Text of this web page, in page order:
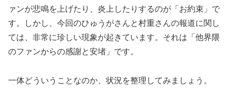
ァンが悲鳴を上げたり、炎上したりするのが「お約束」で
す。しかし、今回のひゅうがさんと村重さんの報道に関し
ては、非常に珍しい現象が起きています。それは「他界隈
のファンからの感謝と安堵」です。
一体どういうことなのか、状況を整理してみましょう。